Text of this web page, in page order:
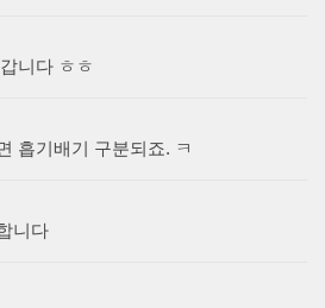
니다 ㅎㅎ
흡기배기 구분되죠. ㅋ
니다